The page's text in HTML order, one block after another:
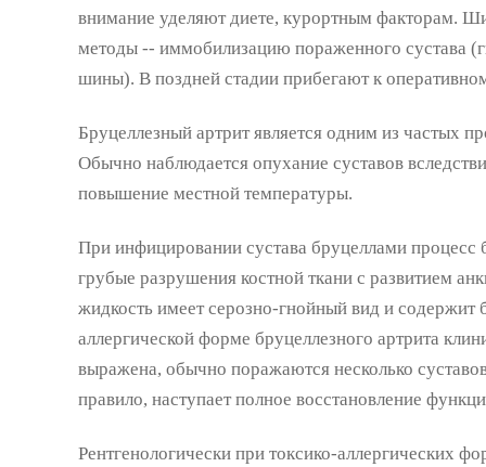
внимание уделяют диете, курортным факторам.
методы -- иммобилизацию пораженного сустава
шины). В поздней стадии прибегают к
Бруцеллезный артрит является одним из частых
Обычно наблюдается опухание суставов
повышение местной температуры.
При инфицировании сустава бруцеллами процесс
грубые разрушения костной ткани с развитием
жидкость имеет серозно-гнойный вид и содержит
аллергической форме бруцеллезного артрита
выражена, обычно поражаются несколько
правило, наступает полное восстановление
Рентгенологически при токсико-аллергических